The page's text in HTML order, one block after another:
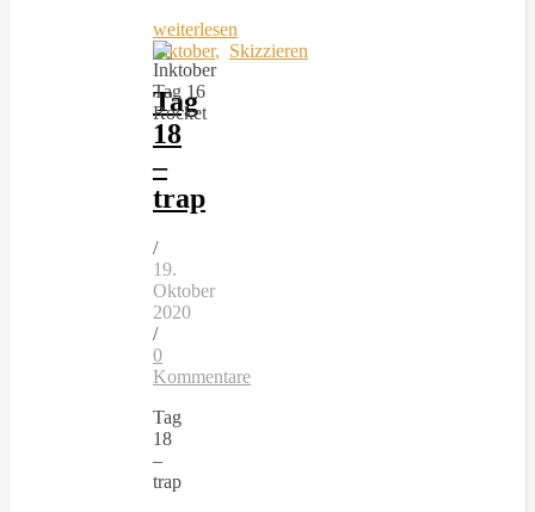
weiterlesen
Inktober, Skizzieren
Tag
18
–
trap
/
19.
Oktober
2020
/
0
Kommentare
Tag
18
–
trap